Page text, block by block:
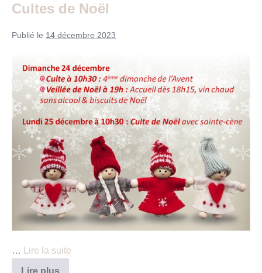
Cultes de Noël
Publié le 14 décembre 2023
de
Noël
… Lire la suite
Cultes